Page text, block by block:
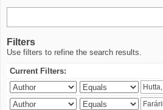
Filters
Use filters to refine the search results.
Current Filters: